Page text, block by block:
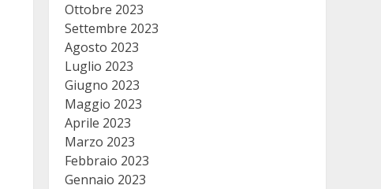
Ottobre 2023
Settembre 2023
Agosto 2023
Luglio 2023
Giugno 2023
Maggio 2023
Aprile 2023
Marzo 2023
Febbraio 2023
Gennaio 2023